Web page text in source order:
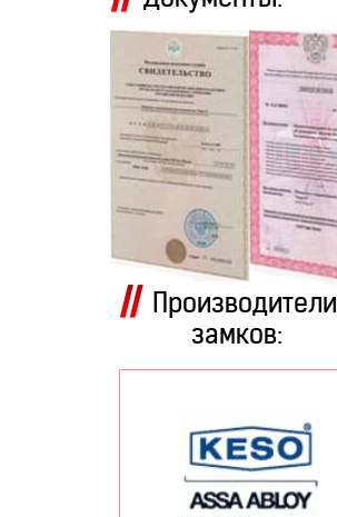
Производители
замков: